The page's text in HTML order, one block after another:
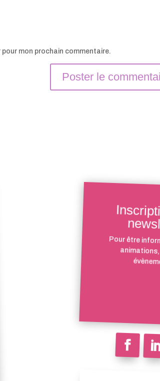
mon prochain commentaire.
Pour être